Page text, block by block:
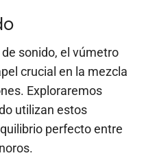
sonido, el vúmetro
crucial en la mezcla
Exploraremos
utilizan estos
perfecto entre